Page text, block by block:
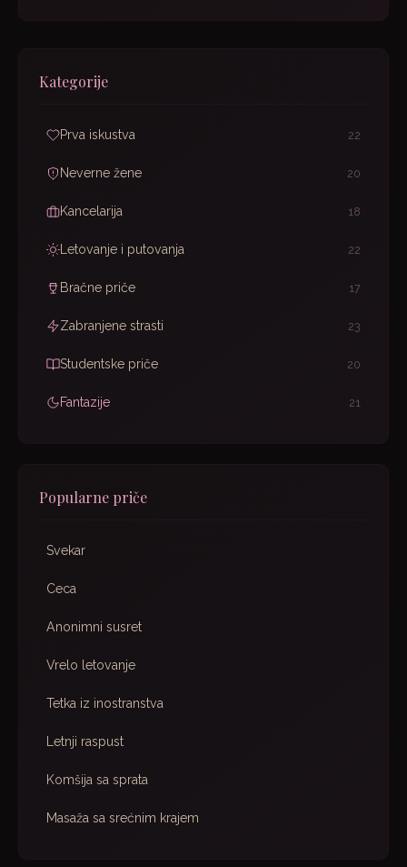
Kategorije
Prva iskustva 22
Neverne žene 20
Kancelarija 18
Letovanje i putovanja 22
Bračne priče 17
Zabranjene strasti 23
Studentske priče 20
Fantazije 21
Popularne priče
Svekar
Ceca
Anonimni susret
Vrelo letovanje
Tetka iz inostranstva
Letnji raspust
Komšija sa sprata
Masaža sa srećnim krajem